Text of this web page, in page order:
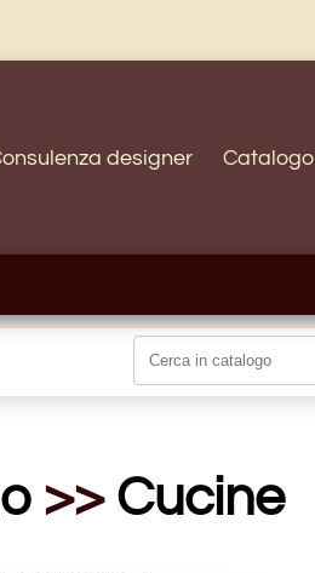
designer Catalogo
>> Cucine